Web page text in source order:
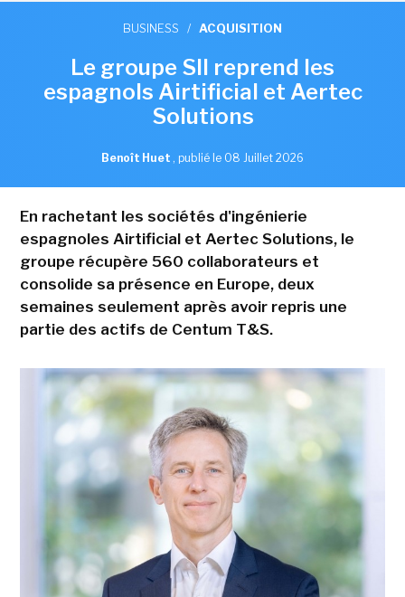
BUSINESS / ACQUISITION
Le groupe SII reprend les
espagnols Airtificial et Aertec
Solutions
Benoît Huet , publié le 08 Juillet 2026
En rachetant les sociétés d'ingénierie
espagnoles Airtificial et Aertec Solutions, le
groupe récupère 560 collaborateurs et
consolide sa présence en Europe, deux
semaines seulement après avoir repris une
partie des actifs de Centum T&S.